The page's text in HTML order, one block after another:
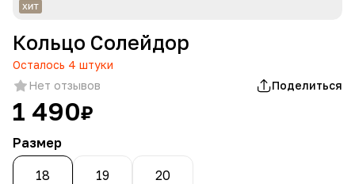
Кольцо Солейдор
Осталось 4 штуки
Нет отзывов
Поделиться
1 490₽
Размер
18 19 20